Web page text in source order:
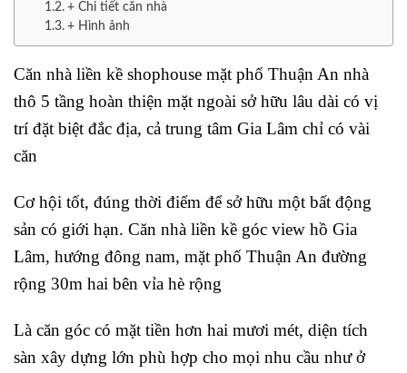
+ Chi tiết căn nhà
+ Hình ảnh
Căn nhà liền kề shophouse mặt phố Thuận An nhà
thô 5 tầng hoàn thiện mặt ngoài sở hữu lâu dài có vị
trí đặt biệt đắc địa, cả trung tâm Gia Lâm chỉ có vài
căn
Cơ hội tốt, đúng thời điểm để sở hữu một bất động
sản có giới hạn. Căn nhà liền kề góc view hồ Gia
Lâm, hướng đông nam, mặt phố Thuận An đường
rộng 30m hai bên vỉa hè rộng
Là căn góc có mặt tiền hơn hai mươi mét, diện tích
sàn xây dựng lớn phù hợp cho mọi nhu cầu như ở